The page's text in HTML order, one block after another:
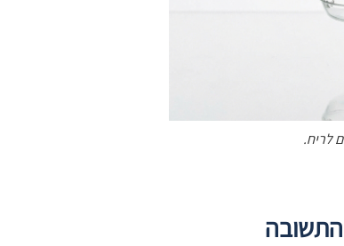
התשובה